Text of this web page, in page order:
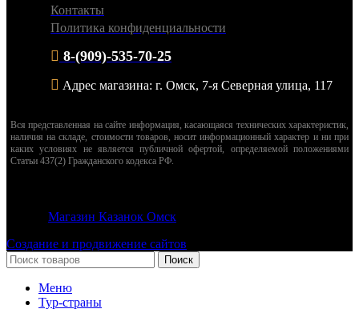
Контакты
Политика конфиденциальности
8-(909)-535-70-25
Адрес магазина: г. Омск, 7-я Северная улица, 117
Вся представленная на сайте информация, касающаяся технических характеристик,
наличия на складе, стоимости товаров, носит информационный характер и ни при
каких условиях не является публичной офертой, определяемой положениями
Статьи 437(2) Гражданского кодекса РФ.
Магазин Казанок Омск
Создание и продвижение сайтов
Поиск
Меню
Тур-страны